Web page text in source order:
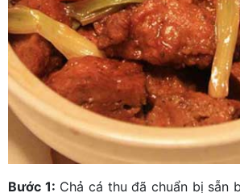
Bước 1: Chả cá thu đã chuẩn bị sẵn